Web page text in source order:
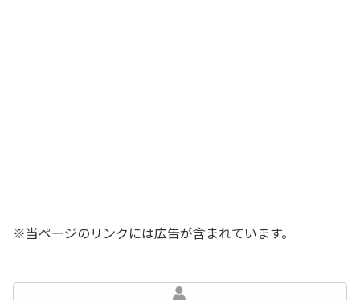
※当ページのリンクには広告が含まれています。